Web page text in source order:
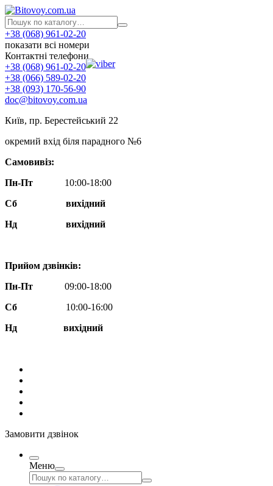
+38 (068) 961-02-20
показати всі номери
Контактні телефони
+38 (068) 961-02-20
+38 (066) 589-02-20
+38 (093) 170-56-90
doc@bitovoy.com.ua
Київ, пр. Берестейський 22
окремий вхід біля парадного №6
Самовивіз:
Пн-Пт
10:00-18:00
Сб
вихідний
Нд
вихідний
Прийом дзвінків:
Пн-Пт
09:00-18:00
Сб
10:00-16:00
Нд вихідний
Замовити дзвінок
Меню